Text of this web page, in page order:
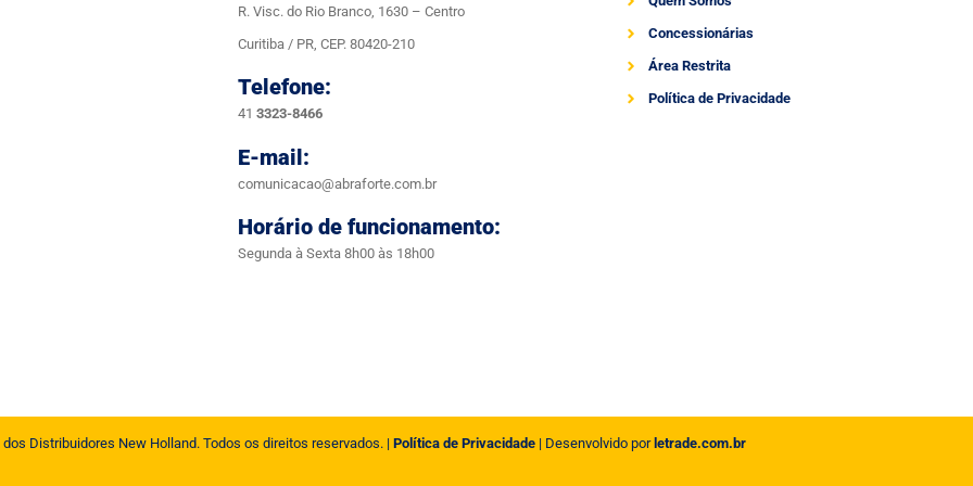
R. Visc. do Rio Branco, 1630 – Centro
Curitiba / PR, CEP. 80420-210
Telefone:
413323-8466
E-mail:
comunicacao@abraforte.com.br
Horário de funcionamento:
Segunda à Sexta 8h00 às 18h00
Concessionárias
Área Restrita
Política de Privacidade
Distribuidores New Holland. Todos os direitos reservados. | Política de Privacidade| Desenvolvido porletrade.com.br